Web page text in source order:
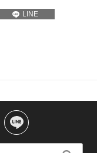
LINE